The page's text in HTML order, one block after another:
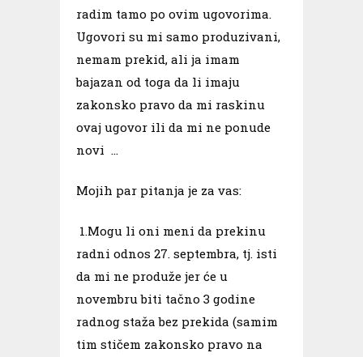
radim tamo po ovim ugovorima.
Ugovori su mi samo produzivani,
nemam prekid, ali ja imam
bajazan od toga da li imaju
zakonsko pravo da mi raskinu
ovaj ugovor ili da mi ne ponude
novi …
Mojih par pitanja je za vas:
1.Mogu li oni meni da prekinu
radni odnos 27. septembra, tj. isti
da mi ne produže jer će u
novembru biti tačno 3 godine
radnog staža bez prekida (samim
tim stičem zakonsko pravo na